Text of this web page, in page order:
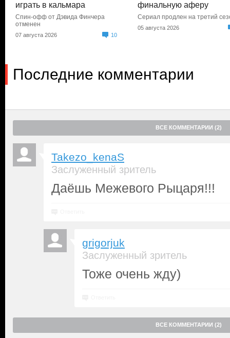
играть в кальмара
Спин-офф от Дэвида Финчера
отменен
07 августа 2026 10
финальную аферу
Сериал продлен на третий
05 августа 2026
Последние комментарии
ВСЕ КОММЕНТАРИИ (2)
Takezo_kenaS
Заслуженный зритель
Даёшь Межевого Рыцаря!!!
grigorjuk
Заслуженный зритель
Тоже очень жду)
ВСЕ КОММЕНТАРИИ (2)